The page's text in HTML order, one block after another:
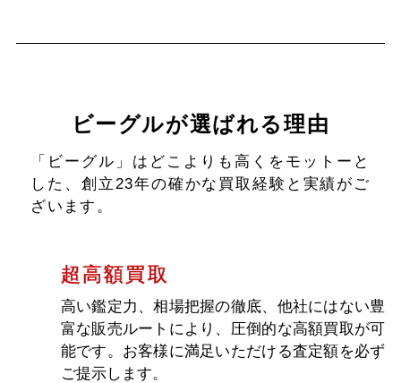
「ビーグル」はどこよりも高くをモットーと
した、創立23年の確かな買取経験と実績がご
ざいます。